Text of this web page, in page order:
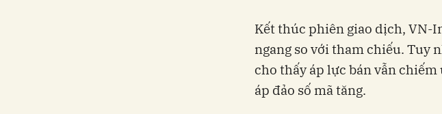
Kết thúc phiên giao dịch, VN-
ngang so với tham chiếu. Tuy
cho thấy áp lực bán vẫn
áp đảo số mã tăng.